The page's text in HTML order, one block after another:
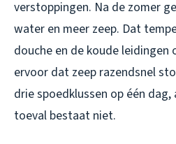
verstoppingen. Na de zomer
water en meer zeep. Dat
douche en de koude
ervoor dat zeep razendsnel
drie spoedklussen op één dag,
toeval bestaat niet.